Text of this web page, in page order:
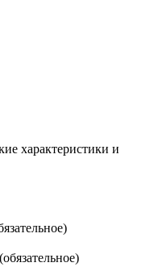
характеристики и